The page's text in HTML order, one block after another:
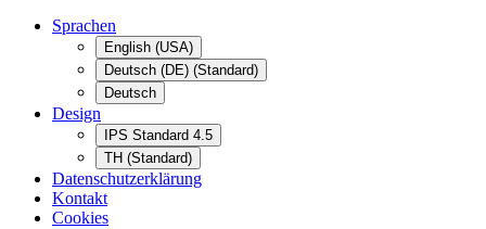
Sprachen
English (USA)
Deutsch (DE) (Standard)
Deutsch
Design
IPS Standard 4.5
TH (Standard)
Datenschutzerklärung
Kontakt
Cookies